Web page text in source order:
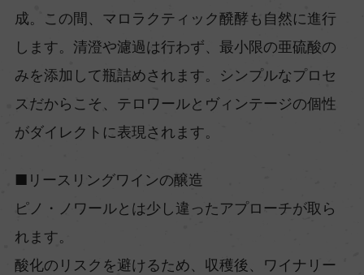
成。この間、マロラクティック醗酵も自然に進行
します。清澄や濾過は行わず、最小限の亜硫酸の
みを添加して瓶詰めされます。シンプルなプロセ
スだからこそ、テロワールとヴィンテージの個性
がダイレクトに表現されます。
■リースリングワインの醸造
ピノ・ノワールとは少し違ったアプローチが取ら
れます。
酸化のリスクを避けるため、収穫後、ワイナリー